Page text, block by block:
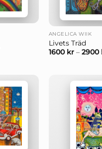
ANGELICA WIIK
Livets Träd
1600 kr– 2900